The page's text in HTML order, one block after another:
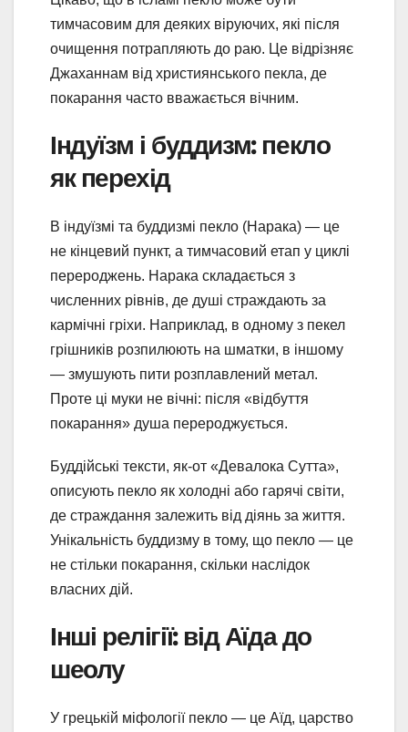
тимчасовим для деяких віруючих, які після
очищення потрапляють до раю. Це відрізняє
Джаханнам від християнського пекла, де
покарання часто вважається вічним.
Індуїзм і буддизм: пекло
як перехід
В індуїзмі та буддизмі пекло (Нарака) — це
не кінцевий пункт, а тимчасовий етап у циклі
перероджень. Нарака складається з
численних рівнів, де душі страждають за
кармічні гріхи. Наприклад, в одному з пекел
грішників розпилюють на шматки, в іншому
— змушують пити розплавлений метал.
Проте ці муки не вічні: після «відбуття
покарання» душа перероджується.
Буддійські тексти, як-от «Девалока Сутта»,
описують пекло як холодні або гарячі світи,
де страждання залежить від діянь за життя.
Унікальність буддизму в тому, що пекло — це
не стільки покарання, скільки наслідок
власних дій.
Інші релігії: від Аїда до
шеолу
У грецькій міфології пекло — це Аїд, царство